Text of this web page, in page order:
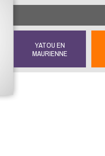
YATOU EN
MAURIENNE